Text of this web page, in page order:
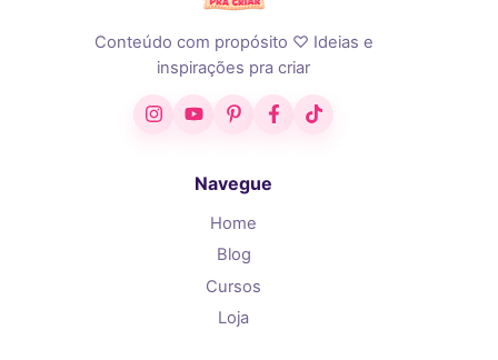
Conteúdo com propósito ♡ Ideias e
inspirações pra criar
InstagramYouTubePinterestFacebook
TikTok
Navegue
Home
Blog
Cursos
Loja